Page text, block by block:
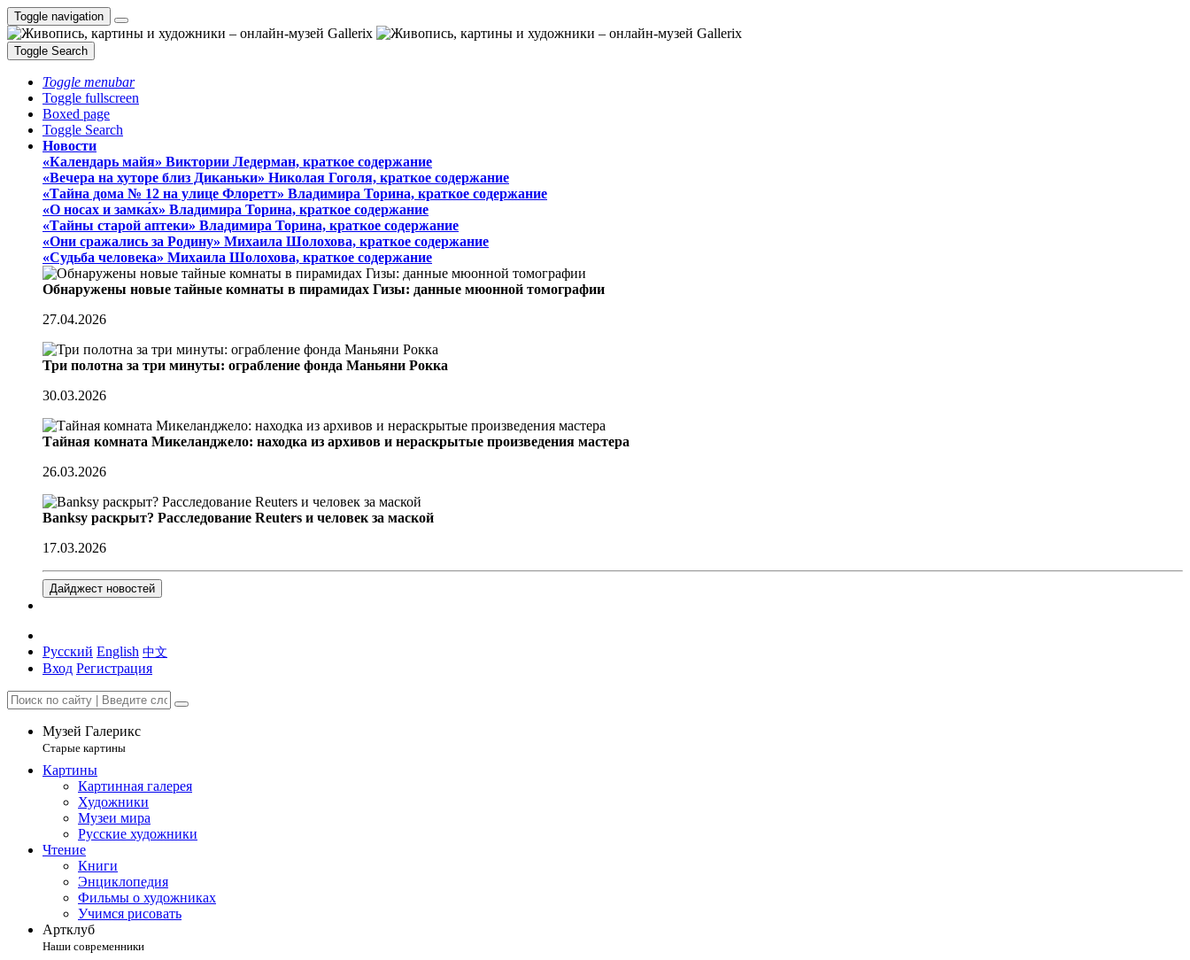
Toggle navigation
Toggle Search
Toggle menubar
Toggle fullscreen
Boxed page
Toggle Search
Новости
«Календарь майя» Виктории Ледерман, краткое содержание
«Вечера на хуторе близ Диканьки» Николая Гоголя, краткое содержание
«Тайна дома № 12 на улице Флоретт» Владимира Торина, краткое содержание
«О носах и замка́х» Владимира Торина, краткое содержание
«Тайны старой аптеки» Владимира Торина, краткое содержание
«Они сражались за Родину» Михаила Шолохова, краткое содержание
«Судьба человека» Михаила Шолохова, краткое содержание
Обнаружены новые тайные комнаты в пирамидах Гизы: данные мюонной томографии
27.04.2026
Три полотна за три минуты: ограбление фонда Маньяни Рокка
30.03.2026
Тайная комната Микеланджело: находка из архивов и нераскрытые произведения мастера
26.03.2026
Banksy раскрыт? Расследование Reuters и человек за маской
17.03.2026
Дайджест новостей
Русский English 中文
Вход Регистрация
Музей Галерикс
Старые картины
Картины
Картинная галерея
Художники
Музеи мира
Русские художники
Чтение
Книги
Энциклопедия
Фильмы о художниках
Учимся рисовать
Артклуб
Наши современники